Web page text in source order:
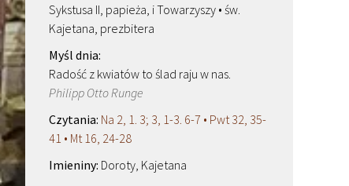
Sykstusa II, papieża, i Towarzyszy • św.
Kajetana, prezbitera
Radość z kwiatów to ślad raju w nas.
Philipp Otto Runge
Na 2, 1. 3; 3, 1-3. 6-7 • Pwt 32, 35-
41 • Mt 16, 24-28
Doroty, Kajetana